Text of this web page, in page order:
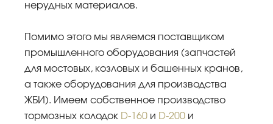
нерудных материалов.
Помимо этого мы являемся поставщиком
промышленного оборудования (запчастей
для мостовых, козловых и башенных кранов,
а также оборудования для производства
ЖБИ). Имеем собственное производство
тормозных колодок D-160 и D-200 и